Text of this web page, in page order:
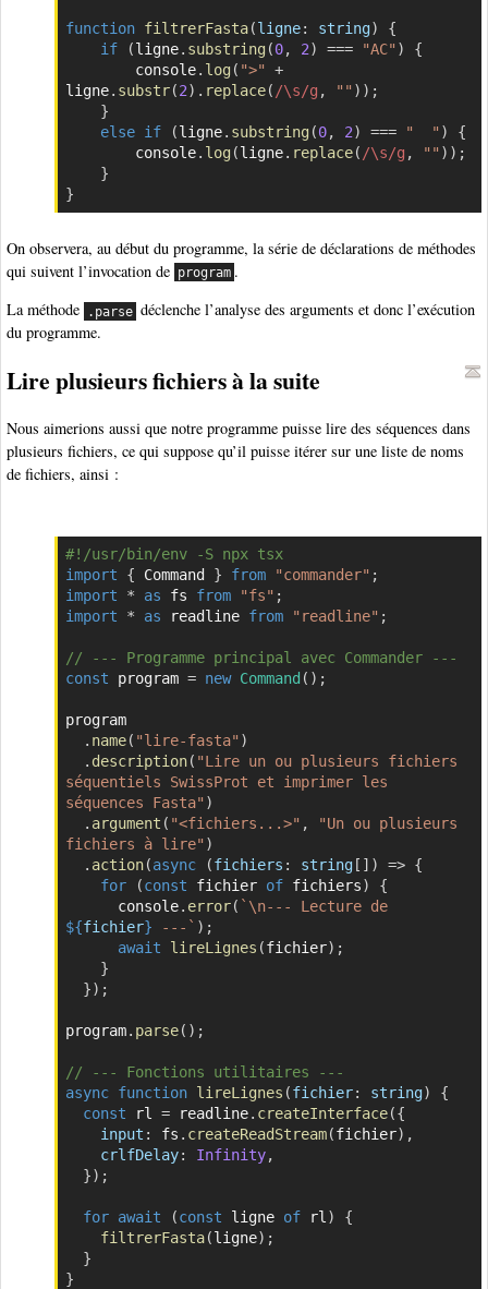
function filtrerFasta(ligne: string)
{
if
(ligne. substring (0, 2) === "AC" )
{
        console
. log ( ">"
+
ligne. substr(2) . replace( /\s/g , "" ) ) ;
}
else if (ligne. substring (0, 2) === "  " )
{
        console
. log (ligne. replace( /\s/g , "" ) ) ;
}
}
On observera, au début du programme, la série de déclarations de méthodes
qui suivent l’invocation de program .
La méthode
.parse déclenche l’analyse des arguments et donc l’exécution
du programme.
Lire plusieurs fichiers à la suite
Nous aimerions aussi que notre programme puisse lire des séquences dans
plusieurs fichiers, ce qui suppose qu’il puisse itérer sur une liste de noms
de fichiers, ainsi :
#!/usr/bin/env -S npx tsx
import
{ Command } from "commander" ;
import
* as fs from "fs" ;
import
* as readline from "readline" ;
// --- Programme principal avec Commander ---
const program = new Command ( ) ;
program
. name( "lire-fasta" )
. description( "Lire un ou plusieurs fichiers
séquentiels SwissProt et imprimer les
séquences Fasta" )
. argument ( "<fichiers...>" ,
"Un ou plusieurs
fichiers à lire" )
. action(async (fichiers : string[ ] ) => {
for
(const fichier of fichiers)
{
      console
. error( `
\n--- Lecture de
${fichier} --- ` ) ;
await
lireLignes (fichier) ;
}
}) ;
program. parse( ) ;
// --- Fonctions utilitaires ---
async function lireLignes (fichier: string)
{
const rl = readline. createInterface({
input : fs . createReadStream(fichier) ,
crlfDelay: Infinity,
}) ;
for await (const ligne of rl )
{
filtrerFasta(ligne) ;
}
}